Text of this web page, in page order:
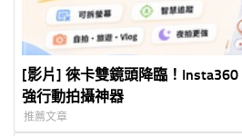
[影片] 徠卡雙鏡頭降臨！
強行動拍攝神器
推薦文章